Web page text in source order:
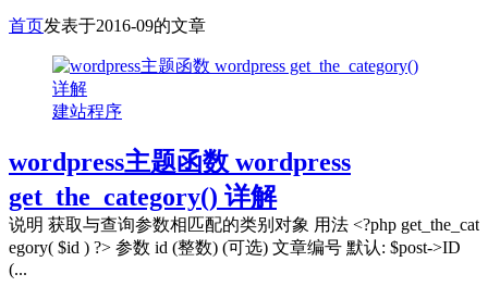
首页发表于2016-09的文章
建站程序
wordpress主题函数 wordpress
get_the_category() 详解
说明 获取与查询参数相匹配的类别对象 用法 <?php get_the_cat
egory( $id ) ?> 参数 id (整数) (可选) 文章编号 默认: $post->ID
(...